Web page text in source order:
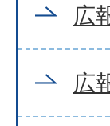
広
広